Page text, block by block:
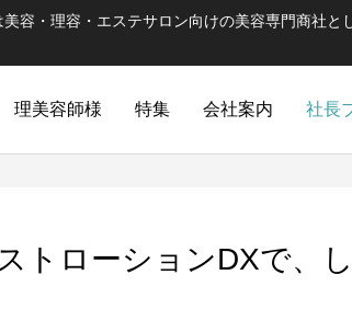
・理容・エステサロン向けの美容専門商社と
理美容師様 特集 会社案内 社長
トローションDXで、